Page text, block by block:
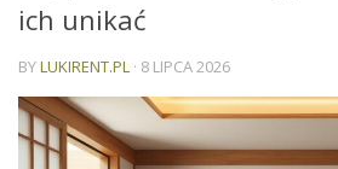
ich unikać
BYLUKIRENT.PL · 8 LIPCA 2026